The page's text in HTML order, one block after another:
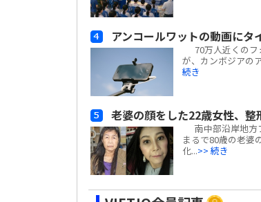
アンコールワットの動画に
70万人近くのフ
が、カンボジアの
続き
老婆の顔をした22歳女性、整
南中部沿岸地方
まるで80歳の老
化...>> 続き